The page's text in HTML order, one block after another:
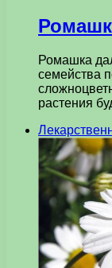
Ромашка
семейства
растения